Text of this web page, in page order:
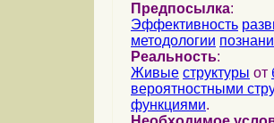
Предпосылка:
Эффективность
методологии
Реальность:
Живые структуры от
вероятностными
функциями.